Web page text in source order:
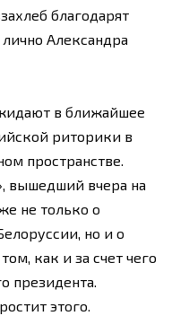
благодарят
Александра
в ближайшее
риторики в
пространстве.
вышедший вчера на
не только о
но и о
как и за счет чего
президента.
этого.